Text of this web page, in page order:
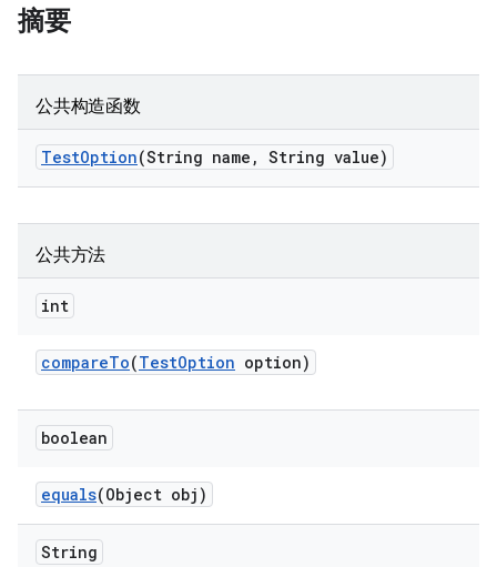
摘要
公共构造函数
TestOption(String name , String value)
公共方法
int
compareTo(TestOption option)
boolean
equals(Object obj)
String